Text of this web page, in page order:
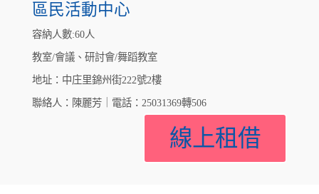
區民活動中心
容納人數:60人
教室/會議、研討會/舞蹈教室
地址：中庄里錦州街222號2樓
聯絡人：陳麗芳｜電話：25031369轉506
線上租借